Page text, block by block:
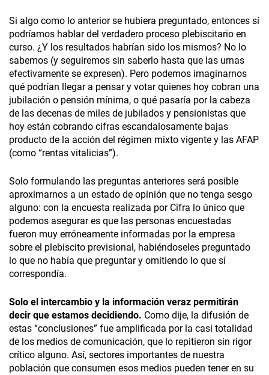
Si algo como lo anterior se hubiera preguntado, entonces sí
podríamos hablar del verdadero proceso plebiscitario en
curso. ¿Y los resultados habrían sido los mismos? No lo
sabemos (y seguiremos sin saberlo hasta que las urnas
efectivamente se expresen). Pero podemos imaginarnos
qué podrían llegar a pensar y votar quienes hoy cobran una
jubilación o pensión mínima, o qué pasaría por la cabeza
de las decenas de miles de jubilados y pensionistas que
hoy están cobrando cifras escandalosamente bajas
producto de la acción del régimen mixto vigente y las AFAP
(como “rentas vitalicias”).
Solo formulando las preguntas anteriores será posible
aproximarnos a un estado de opinión que no tenga sesgo
alguno: con la encuesta realizada por Cifra lo único que
podemos asegurar es que las personas encuestadas
fueron muy erróneamente informadas por la empresa
sobre el plebiscito previsional, habiéndoseles preguntado
lo que no había que preguntar y omitiendo lo que sí
correspondía.
Solo el intercambio y la información veraz permitirán
decir que estamos decidiendo. Como dije, la difusión de
estas “conclusiones” fue amplificada por la casi totalidad
de los medios de comunicación, que lo repitieron sin rigor
crítico alguno. Así, sectores importantes de nuestra
población que consumen esos medios pueden tener en su